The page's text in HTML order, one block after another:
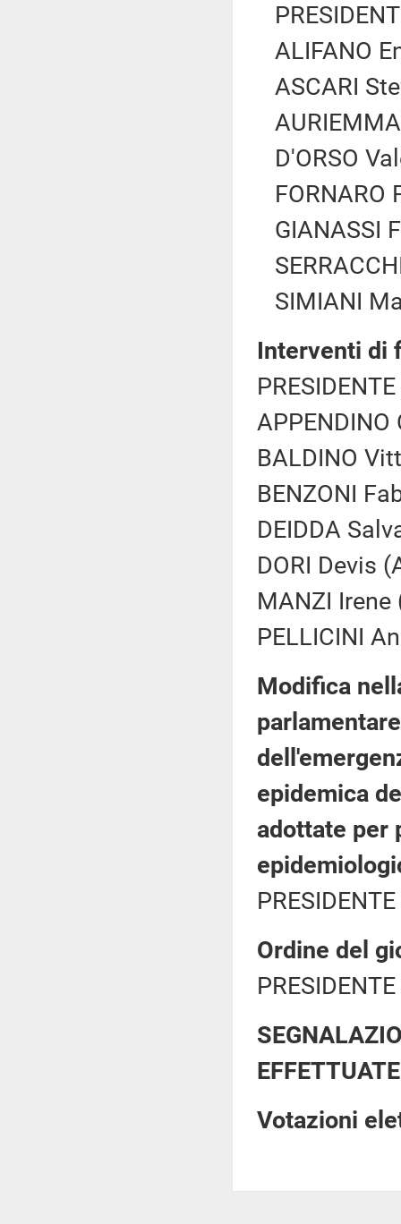
ALIFANO
ASCARI
D'ORSO
FORNARO
GIANASSI
SIMIANI
Interventi di
BALDINO
BENZONI
DEIDDA
DORI Devis
MANZI Irene
PELLICINI
Modifica
epidemica
adottate per
Ordine del
Votazioni